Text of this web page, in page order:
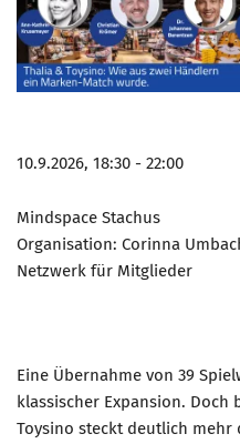
10.9.2026, 18:30 - 22:00
Mindspace Stachus
Organisation: Corinna
Netzwerk für Mitglieder
Eine Übernahme von 39
klassischer Expansion. Doch
Toysino steckt deutlich mehr